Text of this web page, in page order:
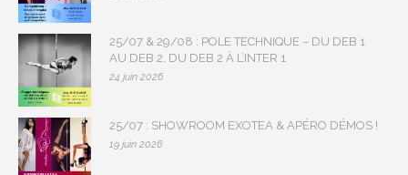
25/07 & 29/08 : POLE TECHNIQUE – DU DEB 1
AU DEB 2, DU DEB 2 À L’INTER 1
24 juin 2026
25/07 : SHOWROOM EXOTEA & APÉRO DÉMOS !
19 juin 2026